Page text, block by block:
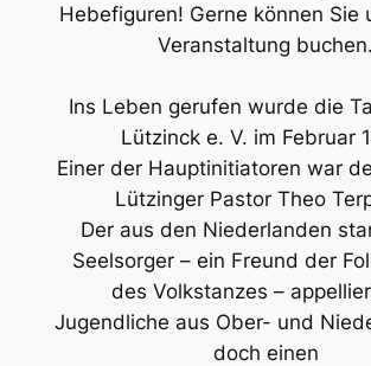
Hebefiguren! Gerne können Sie
Veranstaltung buchen.
Ins Leben gerufen wurde die
Lützinck e. V. im Februar
Einer der Hauptinitiatoren war
Lützinger Pastor Theo
Der aus den Niederlanden
Seelsorger – ein Freund der
des Volkstanzes –
Jugendliche aus Ober- und
doch einen